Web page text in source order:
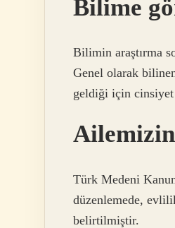
Bilime
Bilimin araştırma
Genel olarak
geldiği için cinsiyet
Türk Medeni
düzenlemede,
belirtilmiştir.